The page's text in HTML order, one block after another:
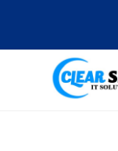
content